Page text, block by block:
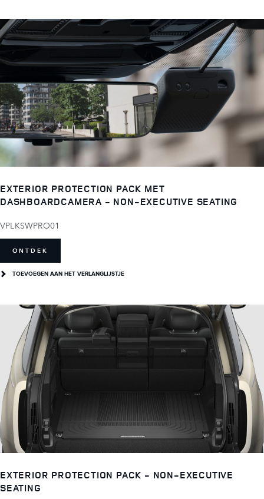
EXTERIOR PROTECTION PACK MET
DASHBOARDCAMERA - NON-EXECUTIVE SEATING
VPLKSWPRO01
ONTDEK
TOEVOEGEN AAN HET VERLANGLIJSTJE
EXTERIOR PROTECTION PACK - NON-EXECUTIVE
SEATING